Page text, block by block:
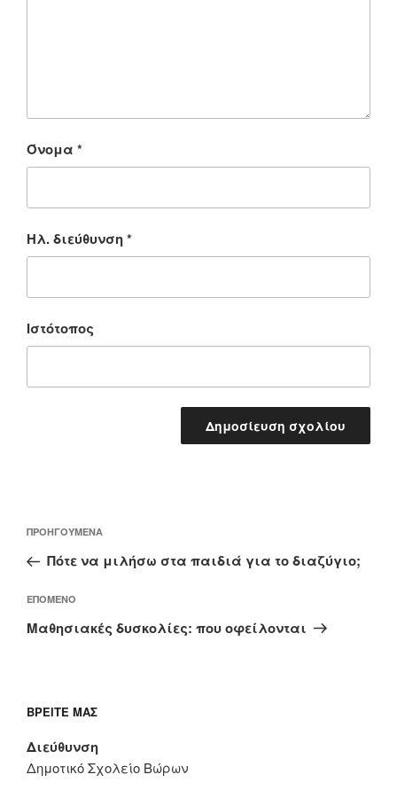
Όνομα *
Ηλ. διεύθυνση*
Ιστότοπος
Πλοήγηση
Προηγούμενο
άρθρο
ΠΡΟΗΓΟΎΜΕΝΑ
Πότε να μιλήσω στα παιδιά για το διαζύγιο;
Επόμενο
άρθρο
ΕΠΌΜΕΝΟ
Μαθησιακές δυσκολίες: που οφείλονται
ΒΡΕΊΤΕ ΜΑΣ
Διεύθυνση
Δημοτικό Σχολείο Βώρων